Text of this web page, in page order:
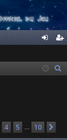
ne cri
10
4 5 10